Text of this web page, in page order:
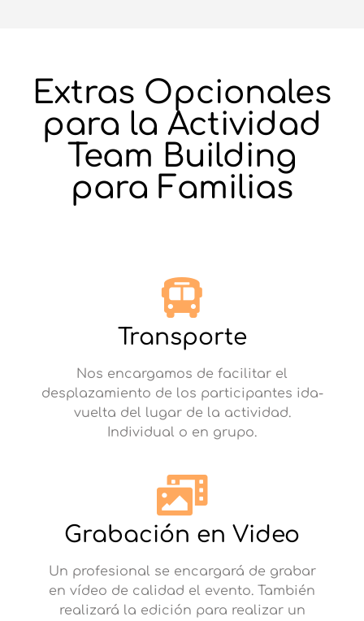
Extras Opcionales
para la Actividad
Team Building
para Familias
Transporte
Nos encargamos de facilitar el
desplazamiento de los participantes ida-
vuelta del lugar de la actividad.
Individual o en grupo.
Grabación en Video
Un profesional se encargará de grabar
en vídeo de calidad el evento. También
realizará la edición para realizar un